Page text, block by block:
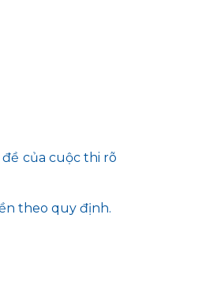
của cuộc thi rõ
theo quy định.